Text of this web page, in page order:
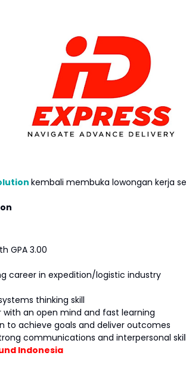
kembali membuka lowongan kerja
GPA 3.00
career in expedition/logistic industry
thinking skill
an open mind and fast learning
to achieve goals and deliver outcomes
communications and interpersonal
Indonesia